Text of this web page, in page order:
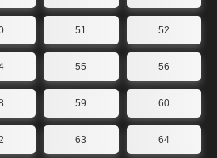
51 52
55 56
59 60
63 64